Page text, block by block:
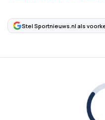
Stel Sportnieuws.nl als